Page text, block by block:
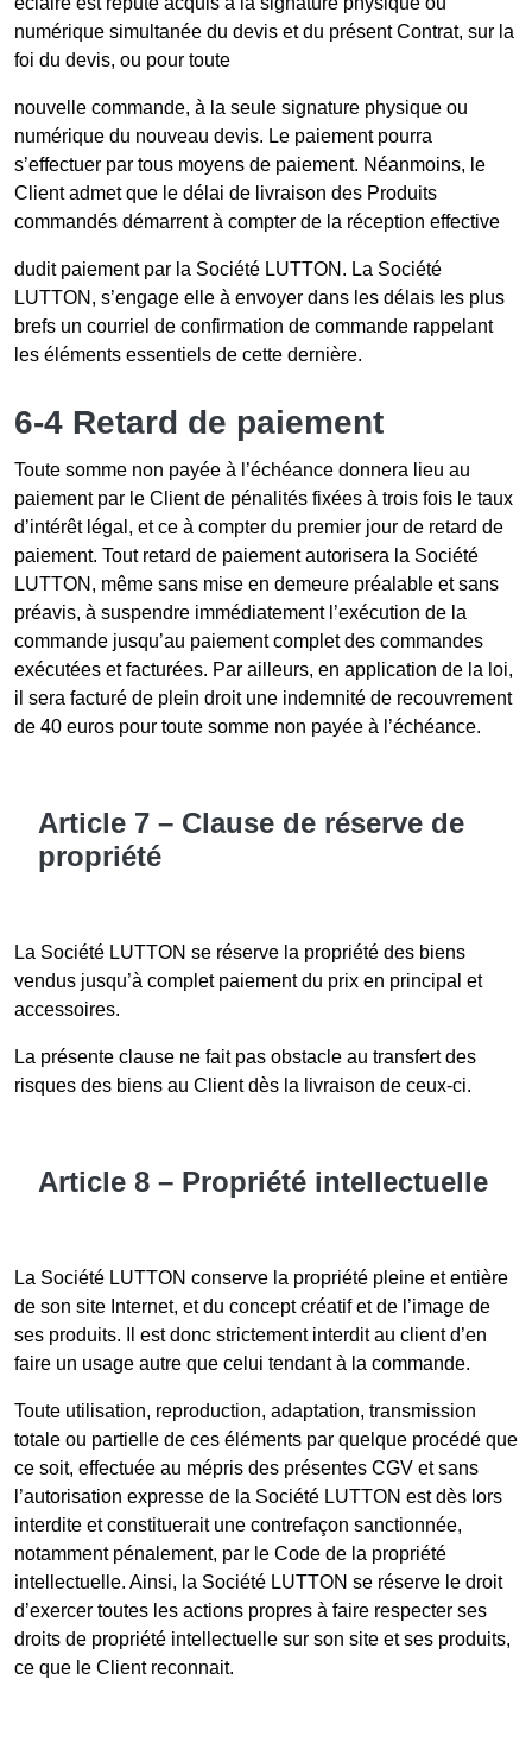
numérique simultanée du devis et du présent Contrat, sur la
foi du devis, ou pour toute
nouvelle commande, à la seule signature physique ou
numérique du nouveau devis. Le paiement pourra
s’effectuer par tous moyens de paiement. Néanmoins, le
Client admet que le délai de livraison des Produits
commandés démarrent à compter de la réception effective
dudit paiement par la Société LUTTON. La Société
LUTTON, s’engage elle à envoyer dans les délais les plus
brefs un courriel de confirmation de commande rappelant
les éléments essentiels de cette dernière.
6-4 Retard de paiement
Toute somme non payée à l’échéance donnera lieu au
paiement par le Client de pénalités fixées à trois fois le taux
d’intérêt légal, et ce à compter du premier jour de retard de
paiement. Tout retard de paiement autorisera la Société
LUTTON, même sans mise en demeure préalable et sans
préavis, à suspendre immédiatement l’exécution de la
commande jusqu’au paiement complet des commandes
exécutées et facturées. Par ailleurs, en application de la loi,
il sera facturé de plein droit une indemnité de recouvrement
de 40 euros pour toute somme non payée à l’échéance.
Article 7 – Clause de réserve de
propriété
La Société LUTTON se réserve la propriété des biens
vendus jusqu’à complet paiement du prix en principal et
accessoires.
La présente clause ne fait pas obstacle au transfert des
risques des biens au Client dès la livraison de ceux-ci.
Article 8 – Propriété intellectuelle
La Société LUTTON conserve la propriété pleine et entière
de son site Internet, et du concept créatif et de l’image de
ses produits. Il est donc strictement interdit au client d’en
faire un usage autre que celui tendant à la commande.
Toute utilisation, reproduction, adaptation, transmission
totale ou partielle de ces éléments par quelque procédé que
ce soit, effectuée au mépris des présentes CGV et sans
l’autorisation expresse de la Société LUTTON est dès lors
interdite et constituerait une contrefaçon sanctionnée,
notamment pénalement, par le Code de la propriété
intellectuelle. Ainsi, la Société LUTTON se réserve le droit
d’exercer toutes les actions propres à faire respecter ses
droits de propriété intellectuelle sur son site et ses produits,
ce que le Client reconnait.